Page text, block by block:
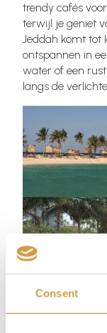
Consent
trendy cafés
terwijl je geniet
Jeddah komt tot
ontspannen in
water of een
langs de